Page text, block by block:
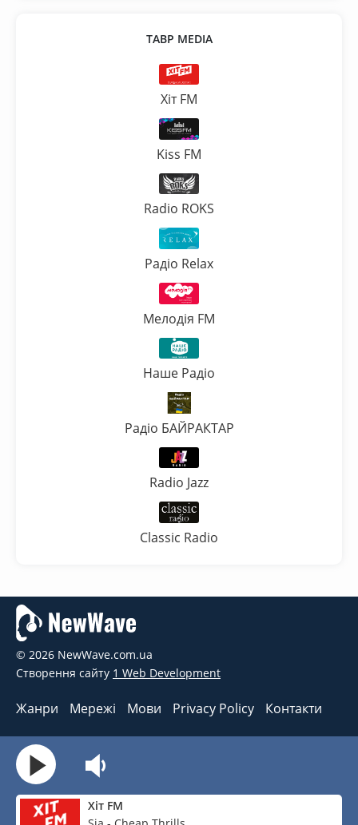
ТАВР MEDIA
Хіт FM
Kiss FM
Radio ROKS
Радіо Relax
Мелодія FM
Наше Радіо
Радіо БАЙРАКТАР
Radio Jazz
Classic Radio
Хіт FM
© 2026 NewWave.com.ua
Створення сайту 1 Web Development
Жанри Мережі Мови Privacy Policy Контакти